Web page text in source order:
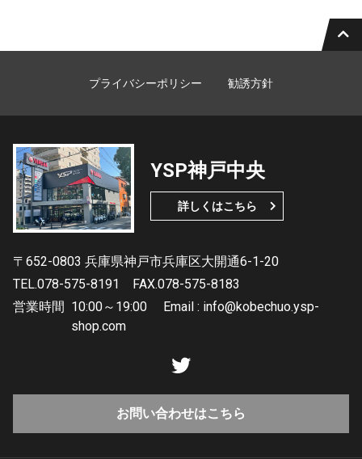
プライバシーポリシー 勧誘方針
YSP神戸中央
詳しくはこちら
〒652-0803 兵庫県神戸市兵庫区大開通6-1-20
TEL.078-575-8191
FAX.078-575-8183
営業時間 10:00～19:00 Email : info@kobechuo.ysp-
shop.com
お問い合わせはこちら